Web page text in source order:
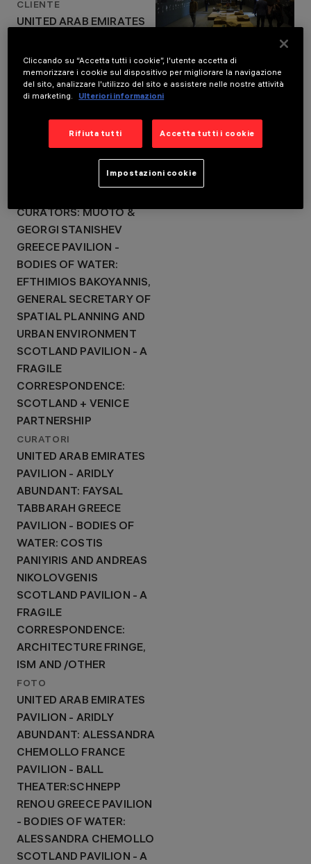
VENICE, ITALY
ANNO
CLIENTE
UNITED ARAB EMIRATES
ABUNDANT: SALAMA
BINT HAMDAN AL
NAHYAN FOUNDATION
INSTITUTE, MINISTRY
FOR EUROPE AND
FOREIGN AFFAIRS,
CURATORS: MUOTO &
GEORGI STANISHEV
GREECE PAVILION -
BODIES OF WATER:
EFTHIMIOS BAKOYANNIS,
GENERAL SECRETARY OF
SPATIAL PLANNING AND
URBAN ENVIRONMENT
SCOTLAND PAVILION - A
FRAGILE
CORRESPONDENCE:
SCOTLAND + VENICE
PARTNERSHIP
CURATORI
UNITED ARAB EMIRATES
PAVILION - ARIDLY
ABUNDANT: FAYSAL
TABBARAH GREECE
PAVILION - BODIES OF
WATER: COSTIS
PANIYIRIS AND ANDREAS
NIKOLOVGENIS
SCOTLAND PAVILION - A
FRAGILE
CORRESPONDENCE:
ARCHITECTURE FRINGE,
ISM AND /OTHER
FOTO
UNITED ARAB EMIRATES
PAVILION - ARIDLY
ABUNDANT: ALESSANDRA
CHEMOLLO FRANCE
PAVILION - BALL
THEATER:SCHNEPP
RENOU GREECE PAVILION
- BODIES OF WATER:
ALESSANDRA CHEMOLLO
SCOTLAND PAVILION - A
Cliccando su “Accetta tutti i cookie”, l'utente accetta di
memorizzare i cookie sul dispositivo per migliorare la navigazione
del sito, analizzare l'utilizzo del sito e assistere nelle nostre attività
di marketing.
Ulteriori informazioni
Rifiuta tutti Accetta tutti i cookie
Impostazioni cookie